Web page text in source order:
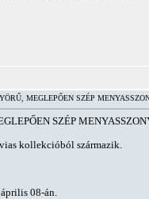
MEGLEPŐEN SZÉP
SZÉP
kollekcióból származik.
08-án.